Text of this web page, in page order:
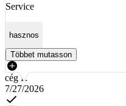
Service
hasznos
Többet mutasson
cég P.
7/27/2026